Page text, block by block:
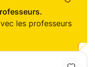
les professeurs